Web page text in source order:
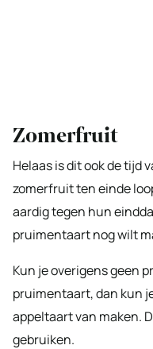
Zomerfruit
Helaas is dit ook de tijd
zomerfruit ten einde
aardig tegen hun
pruimentaart nog wilt
Kun je overigens geen
pruimentaart, dan kun
appeltaart van maken.
gebruiken.